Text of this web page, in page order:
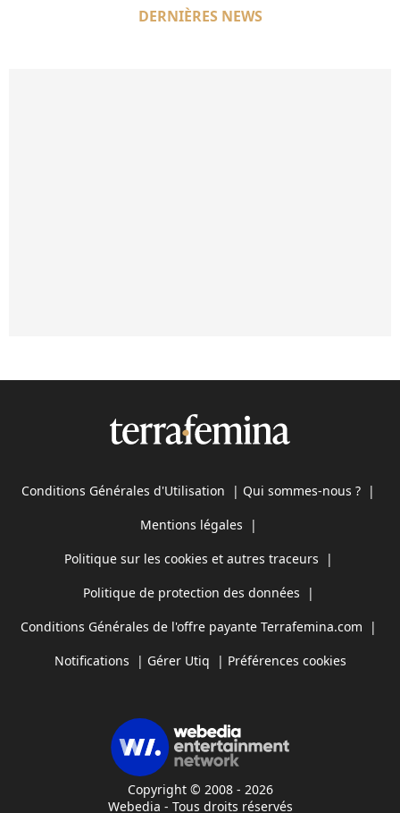
DERNIÈRES NEWS
Conditions Générales d'Utilisation | Qui sommes-nous ? |
Mentions légales |
Politique sur les cookies et autres traceurs |
Politique de protection des données |
Conditions Générales de l'offre payante Terrafemina.com |
Notifications | Gérer Utiq | Préférences cookies
Copyright © 2008 - 2026
Webedia - Tous droits réservés